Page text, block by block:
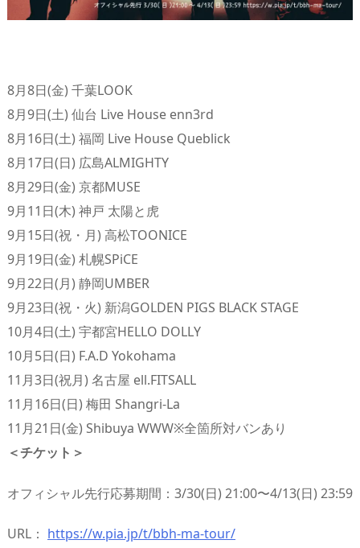
8月8日(金) 千葉LOOK
8月9日(土) 仙台 Live House enn3rd
8月16日(土) 福岡 Live House Queblick
8月17日(日) 広島ALMIGHTY
8月29日(金) 京都MUSE
9月11日(木) 神戸 太陽と虎
9月15日(祝・月) 高松TOONICE
9月19日(金) 札幌SPiCE
9月22日(月) 静岡UMBER
9月23日(祝・火) 新潟GOLDEN PIGS BLACK STAGE
10月4日(土) 宇都宮HELLO DOLLY
10月5日(日) F.A.D Yokohama
11月3日(祝月) 名古屋 ell.FITSALL
11月16日(日) 梅田 Shangri-La
11月21日(金) Shibuya WWW※全箇所対バンあり
＜チケット＞
オフィシャル先行応募期間：3/30(日) 21:00〜4/13(日) 23:59
URL： https://w.pia.jp/t/bbh-ma-tour/